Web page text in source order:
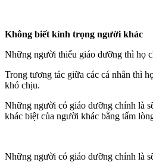
Không biết kính trọng người khác
Những người thiếu giáo dưỡng thì họ
Trong tương tác giữa các cá nhân thì
khó chịu.
Những người có giáo dưỡng chính là
khác biệt của người khác bằng tấm
Những người có giáo dưỡng chính là